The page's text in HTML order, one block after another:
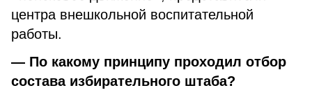
центра внешкольной воспитательной
работы.
— По какому принципу проходил отбор
состава избирательного штаба?